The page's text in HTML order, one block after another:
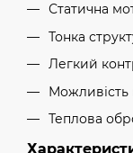
Статична
Тонка
Легкий
Можливість
Теплова